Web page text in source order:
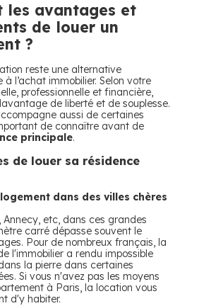
les avantages et
de louer un
?
reste une alternative
l’achat immobilier. Selon votre
professionnelle et financière,
de liberté et de souplesse.
aussi de certaines
de connaître avant de
principale.
de louer sa résidence
dans des villes chères
Annecy, etc, dans ces grandes
carré dépasse souvent le
Pour de nombreux français, la
l'immobilier a rendu impossible
la pierre dans certaines
Si vous n'avez pas les moyens
à Paris, la location vous
d'y habiter.